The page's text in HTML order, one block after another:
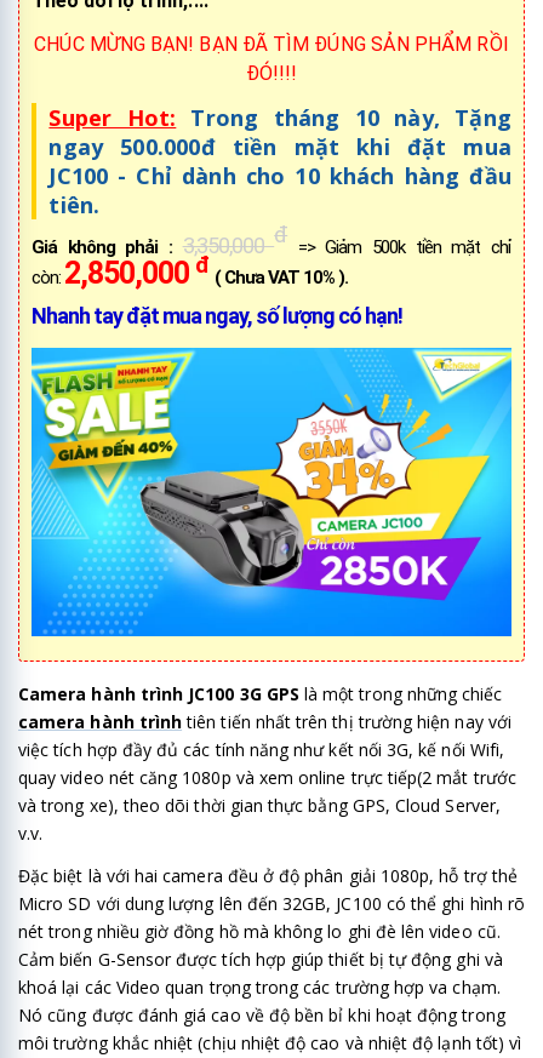
CHÚC MỪNG BẠN! BẠN ĐÃ TÌM ĐÚNG SẢN PHẨM RỒI
ĐÓ!!!!
Super Hot: Trong tháng 10 này, Tặng
ngay 500.000đ tiền mặt khi đặt mua
JC100 - Chỉ dành cho 10 khách hàng đầu
tiên.
Giá không phải : 3,350,000 đ => Giảm 500k tiền mặt chỉ
còn: 2,850,000 đ ( Chưa VAT 10% ).
Nhanh tay đặt mua ngay, số lượng có hạn!
Camera hành trình JC100 3G GPS là một trong những chiếc
camera hành trìnhtiên tiến nhất trên thị trường hiện nay với
việc tích hợp đầy đủ các tính năng như kết nối 3G, kế nối Wifi,
quay video nét căng 1080p và xem online trực tiếp(2 mắt trước
và trong xe), theo dõi thời gian thực bằng GPS, Cloud Server,
v.v.
Đặc biệt là với hai camera đều ở độ phân giải 1080p, hỗ trợ thẻ
Micro SD với dung lượng lên đến 32GB, JC100 có thể ghi hình rõ
nét trong nhiều giờ đồng hồ mà không lo ghi đè lên video cũ.
Cảm biến G-Sensor được tích hợp giúp thiết bị tự động ghi và
khoá lại các Video quan trọng trong các trường hợp va chạm.
Nó cũng được đánh giá cao về độ bền bỉ khi hoạt động trong
môi trường khắc nhiệt (chịu nhiệt độ cao và nhiệt độ lạnh tốt) vì